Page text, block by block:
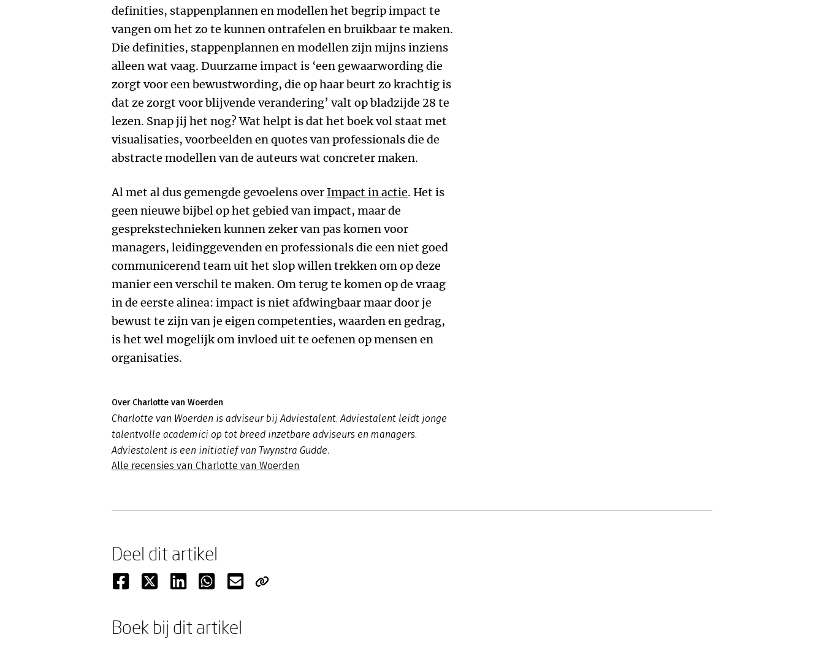
definities, stappenplannen en modellen het begrip impact te
vangen om het zo te kunnen ontrafelen en bruikbaar te maken.
Die definities, stappenplannen en modellen zijn mijns inziens
alleen wat vaag. Duurzame impact is ‘een gewaarwording die
zorgt voor een bewustwording, die op haar beurt zo krachtig is
dat ze zorgt voor blijvende verandering’ valt op bladzijde 28 te
lezen. Snap jij het nog? Wat helpt is dat het boek vol staat met
visualisaties, voorbeelden en quotes van professionals die de
abstracte modellen van de auteurs wat concreter maken.
Al met al dus gemengde gevoelens over Impact in actie. Het is
geen nieuwe bijbel op het gebied van impact, maar de
gesprekstechnieken kunnen zeker van pas komen voor
managers, leidinggevenden en professionals die een niet goed
communicerend team uit het slop willen trekken om op deze
manier een verschil te maken. Om terug te komen op de vraag
in de eerste alinea: impact is niet afdwingbaar maar door je
bewust te zijn van je eigen competenties, waarden en gedrag,
is het wel mogelijk om invloed uit te oefenen op mensen en
organisaties.
Over Charlotte van Woerden
Charlotte van Woerden is adviseur bij Adviestalent. Adviestalent leidt jonge
talentvolle academici op tot breed inzetbare adviseurs en managers.
Adviestalent is een initiatief van Twynstra Gudde.
Alle recensies van Charlotte van Woerden
Deel dit artikel
Boek bij dit artikel